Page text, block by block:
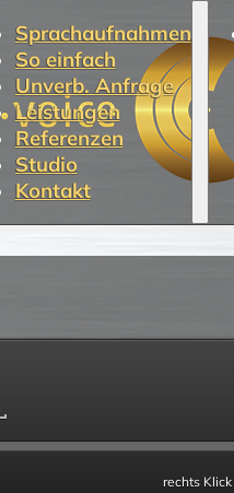
Sprachaufnahmen
So einfach
Unverb. Anfrage
Leistungen
Referenzen
Studio
Kontakt
rechts